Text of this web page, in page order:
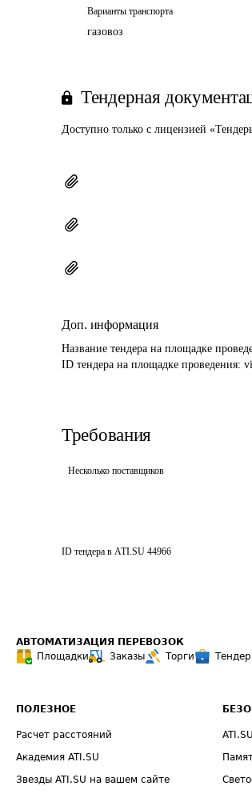
Варианты транспорта
газовоз
Тендерная
Доступно только с лицензией
Доп. информация
Название тендера на площадке
ID тендера на площадке проведения:
Требования
Несколько поставщиков
ID тендера в ATI.SU 44966
АВТОМАТИЗАЦИЯ ПЕРЕВОЗОК
Площадки
Заказы Торги
ПОЛЕЗНОЕ
Расчет расстояний
Академия ATI.SU
Звезды ATI.SU на вашем сайте